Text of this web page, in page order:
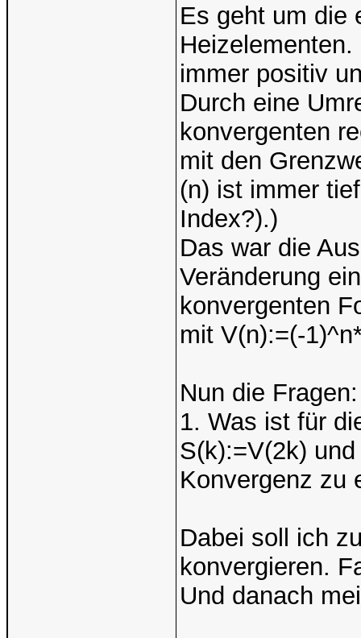
Es geht um die
immer positiv
Durch eine
konvergenten
mit den
(n) ist immer
Index?).)
Das war die
Veränderung
konvergenten
mit V(n):=(-
Nun die Fragen:
1. Was ist für
S(k):=V(2k)
Konvergenz zu
Dabei soll ich
konvergieren.
Und danach